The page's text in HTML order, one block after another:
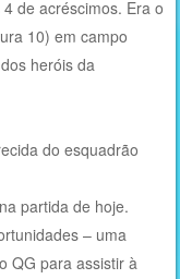
de acréscimos. Era o
10) em campo
heróis da
do esquadrão
partida de hoje.
– uma
QG para assistir à